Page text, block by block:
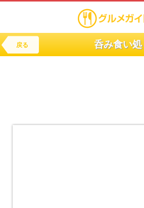
戻る 呑み食い処